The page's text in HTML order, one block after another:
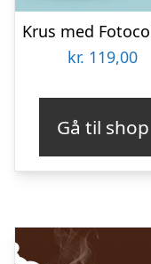
kr. 119,00
Gå til shop